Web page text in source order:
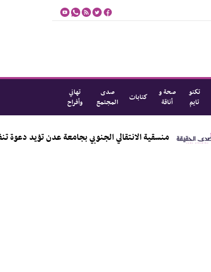
تكنو
تايم
صحة و
أناقة
كتابات
صدى
المجتمع
تهاني
وأفراح
منسقية الانتقالي الجنوبي بجامعة عدن تؤيد دعوة تنفيذية